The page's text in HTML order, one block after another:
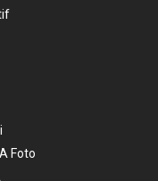
Foto